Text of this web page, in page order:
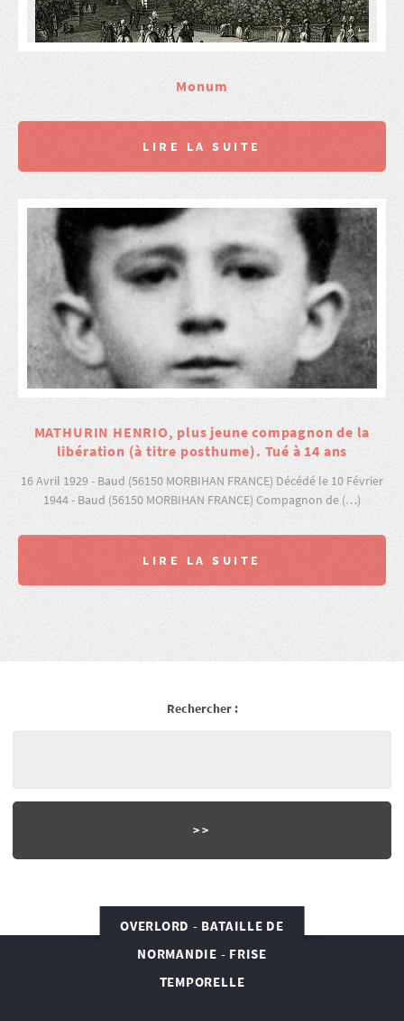
Monum
LIRE LA SUITE
MATHURIN HENRIO, plus jeune compagnon de la
libération (à titre posthume). Tué à 14 ans
16 Avril 1929 - Baud (56150 MORBIHAN FRANCE) Décédé le 10 Février
1944 - Baud (56150 MORBIHAN FRANCE) Compagnon de (…)
LIRE LA SUITE
Rechercher :
OVERLORD - BATAILLE DE
NORMANDIE - FRISE
TEMPORELLE